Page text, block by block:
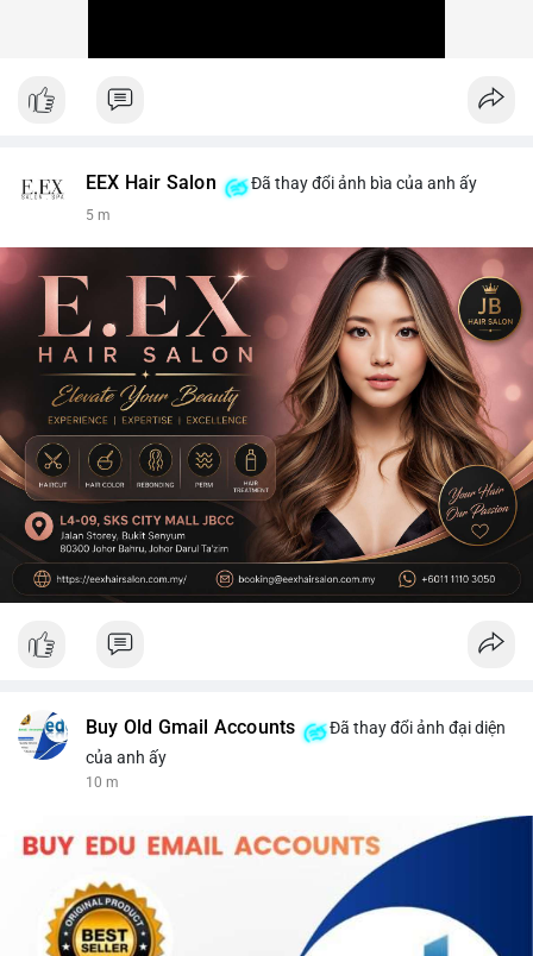
EEX Hair Salon Đã thay đổi ảnh bìa của anh ấy
5 m
Buy Old Gmail Accounts
Đã thay đổi ảnh đại diện
của anh ấy
11 m